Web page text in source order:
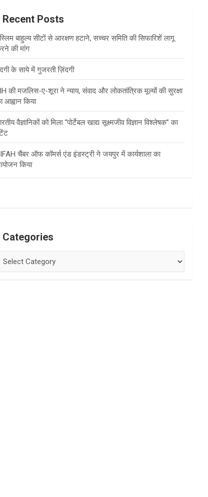
Recent Posts
बाहुल्य सीटों से आरक्षण हटाने, सच्चर समिति की सिफारिशें लागू
की मांग
के साये में गुजरती ज़िंदगी
की मजलिस-ए-शूरा ने न्याय, संवाद और लोकतांत्रिक मूल्यों की सुरक्षा
आह्वान किया
वैज्ञानिकों को मिला “पोर्टेबल खाद्य सूक्ष्मजीव विज्ञान विश्लेषक” का
चैंबर ऑफ कॉमर्स एंड इंडस्ट्री ने जयपुर में कार्यशाला का
किया
Categories